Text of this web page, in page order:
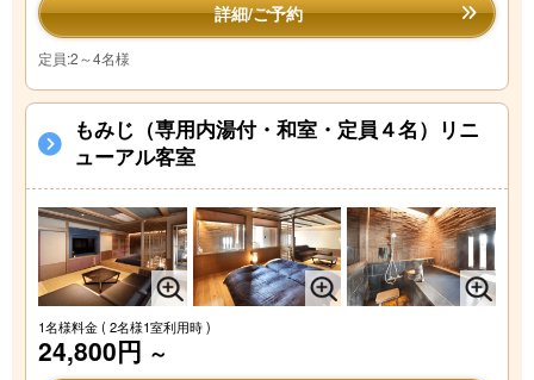
詳細/ご予約
定員:2～4名様
もみじ（専用内湯付・和室・定員４名）リニ
ューアル客室
1名様料金( 2名様1室利用時 )
24,800円 ～